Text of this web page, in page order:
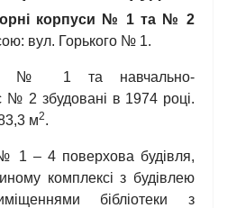
корпуси № 1 та № 2
вул. Горького № 1.
№ 1 та навчально-
№ 2 збудовані в 1974 році.
м2.
1 – 4 поверхова будівля,
комплексі з будівлею
бібліотеки з